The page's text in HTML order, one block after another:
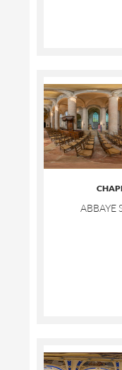
ABBAYE